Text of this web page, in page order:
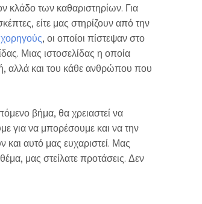
κλάδο των καθαριστηρίων. Για
είτε μας στηρίζουν από την
χορηγούς, οι οποίοι πίστεψαν στο
Μιας ιστοσελίδας η οποία
αλλά και του κάθε ανθρώπου που
βήμα, θα χρειαστεί να
για να μπορέσουμε και να την
και αυτό μας ευχαριστεί. Μας
μας στείλατε προτάσεις. Δεν